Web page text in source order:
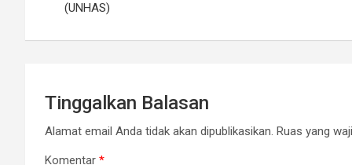
(UNHAS)
Tinggalkan Balasan
Alamat email Anda tidak akan dipublikasikan. Ruas yang
Komentar *